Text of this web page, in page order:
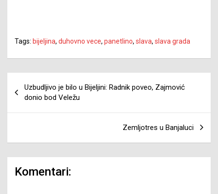
Tags: bijeljina, duhovno vece, panetlino, slava, slava grada
članaka
Uzbudljivo je bilo u Bijeljini: Radnik poveo, Zajmović
donio bod Veležu
Zemljotres u Banjaluci
Komentari: